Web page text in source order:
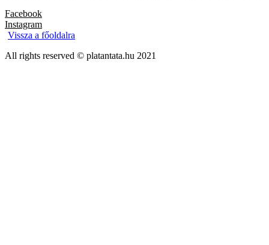
Facebook
Instagram
Vissza a főoldalra
All rights reserved © platantata.hu 2021